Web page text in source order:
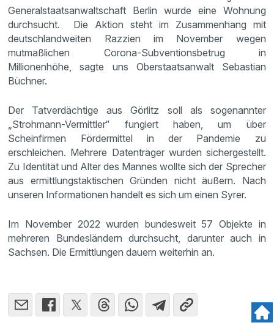
Generalstaatsanwaltschaft Berlin wurde eine Wohnung
durchsucht. Die Aktion steht im Zusammenhang mit
deutschlandweiten Razzien im November wegen
mutmaßlichen Corona-Subventionsbetrug in
Millionenhöhe, sagte uns Oberstaatsanwalt Sebastian
Büchner.
Der Tatverdächtige aus Görlitz soll als sogenannter
„Strohmann-Vermittler“ fungiert haben, um über
Scheinfirmen Fördermittel in der Pandemie zu
erschleichen. Mehrere Datenträger wurden sichergestellt.
Zu Identität und Alter des Mannes wollte sich der Sprecher
aus ermittlungstaktischen Gründen nicht äußern. Nach
unseren Informationen handelt es sich um einen Syrer.
Im November 2022 wurden bundesweit 57 Objekte in
mehreren Bundesländern durchsucht, darunter auch in
Sachsen. Die Ermittlungen dauern weiterhin an.